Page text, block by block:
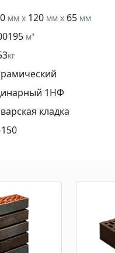
мм x 120 мм x 65 мм
м³
кг
1НФ
кладка